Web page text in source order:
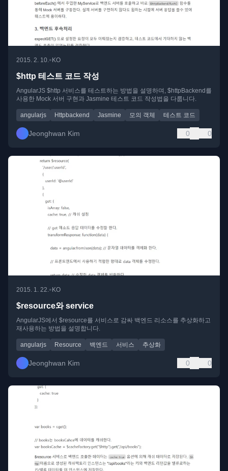
2015. 2. 10.• KO
$http 테스트 코드 작성
AngularJS $http 서비스를 테스트하는 방법을 설명하며, $httpBackend를
사용한 Mock 서버 구현과 Jasmine 테스트 코드 작성법을 다룹니다.
angularjs Httpbackend Jasmine 모의 객체 테스트 코드
Jeonghwan Kim 0 0
2015. 1. 22. •KO
$resource와 service
AngularJS에서 $resource를 서비스로 감싸 백엔드 리소스를 추상화하고
재사용하는 방법을 설명합니다.
angularjs Resource 백엔드 서비스 추상화
Jeonghwan Kim 0 0